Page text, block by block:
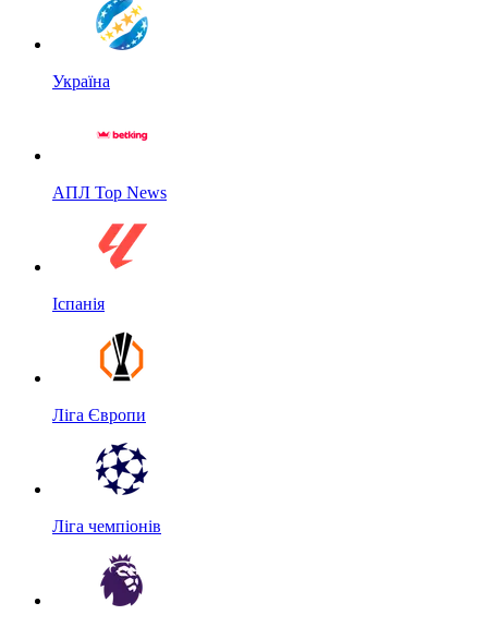
Україна
АПЛ Top News
Іспанія
Ліга Європи
Ліга чемпіонів